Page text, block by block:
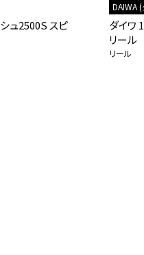
ュ2500S スピ
DAIWA (
ダイワ
リール
リール